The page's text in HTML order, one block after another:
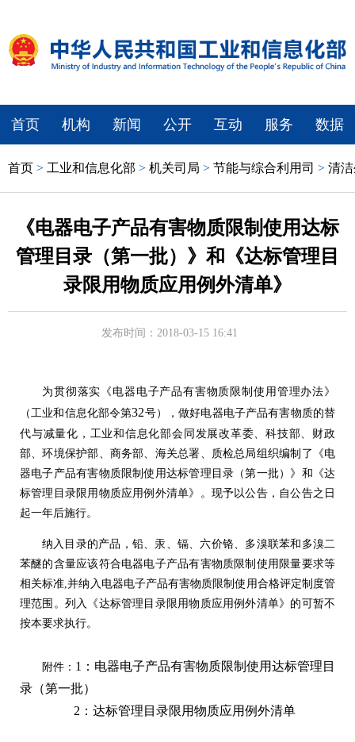
首页 机构 新闻 公开 互动 服务 数据
首页 > 工业和信息化部 > 机关司局 > 节能与综合利用司 > 清
《电器电子产品有害物质限制使用达标
管理目录（第一批）》和《达标管理目
录限用物质应用例外清单》
发布时间：2018-03-15 16:41
为贯彻落实《电器电子产品有害物质限制使用管理办法》
（工业和信息化部令第32号），做好电器电子产品有害物质的替
代与减量化，工业和信息化部会同发展改革委、科技部、财政
部、环境保护部、商务部、海关总署、质检总局组织编制了《电
器电子产品有害物质限制使用达标管理目录（第一批）》和《达
标管理目录限用物质应用例外清单》。现予以公告，自公告之日
起一年后施行。
纳入目录的产品，铅、汞、镉、六价铬、多溴联苯和多溴二
苯醚的含量应该符合电器电子产品有害物质限制使用限量要求等
相关标准,并纳入电器电子产品有害物质限制使用合格评定制度管
理范围。列入《达标管理目录限用物质应用例外清单》的可暂不
按本要求执行。
附件： 1：电器电子产品有害物质限制使用达标管理目
录（第一批）
2：达标管理目录限用物质应用例外清单